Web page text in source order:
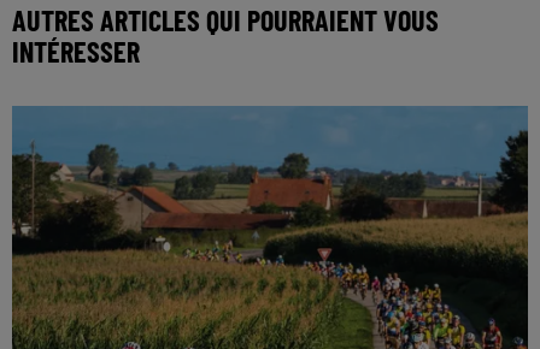
AUTRES ARTICLES QUI POURRAIENT VOUS
INTÉRESSER